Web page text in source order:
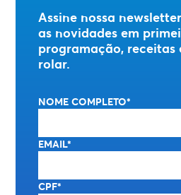
Assine nossa
as novidades em
programação, receitas
rolar.
NOME COMPLETO*
EMAIL*
CPF*